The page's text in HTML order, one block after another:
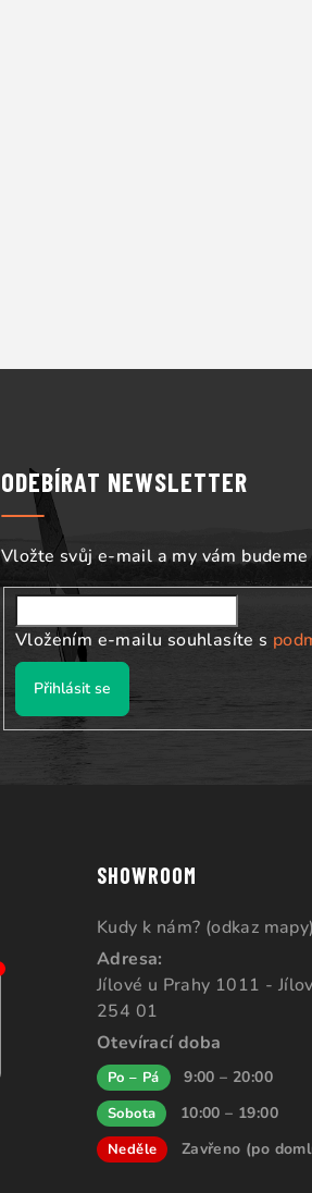
ODEBÍRAT NEWSLETTER
Vložte svůj e-mail a my vám
Vložením e-mailu souhlasíte s
Přihlásit se
SHOWROOM
Kudy k nám? (odkaz mapy)
Adresa:
Jílové u Prahy 1011 -
254 01
Otevírací doba
Po – Pá 9:00 – 20:00
Sobota 10:00 – 19:00
Neděle Zavřeno (po